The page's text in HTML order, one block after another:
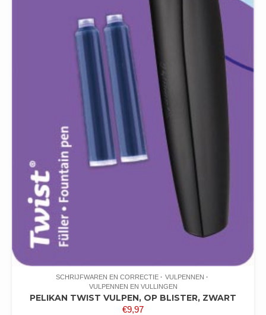
SCHRIJFWAREN EN CORRECTIE
VULPENNEN
VULPENNEN EN VULLINGEN
PELIKAN TWIST VULPEN, OP BLISTER, ZWART
€9,97